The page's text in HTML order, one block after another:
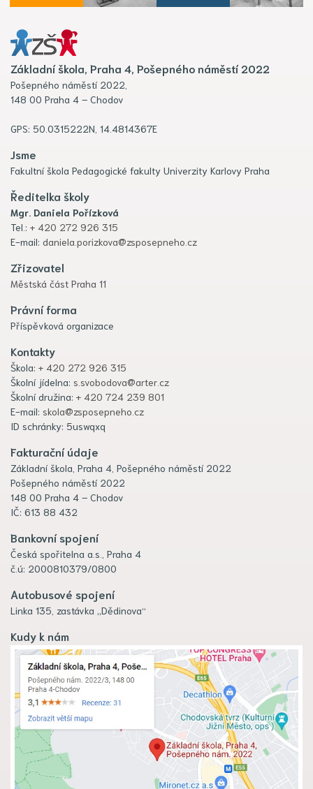
Základní škola, Praha 4, Pošepného náměstí 2022
Pošepného náměstí 2022,
148 00 Praha 4 – Chodov
GPS: 50.0315222N, 14.4814367E
Jsme
Fakultní škola Pedagogické fakulty Univerzity Karlovy Praha
Ředitelka školy
Mgr. Daniela Pořízková
Tel.: + 420 272 926 315
E-mail: daniela.porizkova@zsposepneho.cz
Zřizovatel
Městská část Praha 11
Právní forma
Příspěvková organizace
Kontakty
Škola: + 420 272 926 315
Školní jídelna: s.svobodova@arter.cz
Školní družina: + 420 724 239 801
E-mail: skola@zsposepneho.cz
ID schránky: 5uswqxq
Fakturační údaje
Základní škola, Praha 4, Pošepného náměstí 2022
Pošepného náměstí 2022
148 00 Praha 4 – Chodov
IČ: 613 88 432
Bankovní spojení
Česká spořitelna a.s., Praha 4
č.ú: 2000810379/0800
Autobusové spojení
Linka 135, zastávka „Dědinova“
Kudy k nám